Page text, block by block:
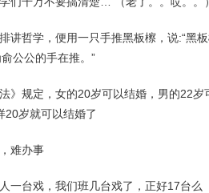
讲哲学，便用一只手推黑板檫，说:“黑
公公的手在推。”
》规定，女的20岁可以结婚，男的22
20岁就可以结婚了
难办事
一台戏，我们班几台戏了，正好17台么